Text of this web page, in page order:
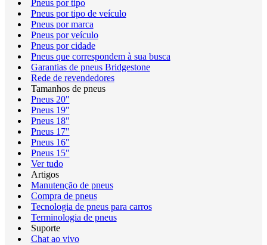
Pneus por tipo
Pneus por tipo de veículo
Pneus por marca
Pneus por veículo
Pneus por cidade
Pneus que correspondem à sua busca
Garantias de pneus Bridgestone
Rede de revendedores
Tamanhos de pneus
Pneus 20"
Pneus 19"
Pneus 18"
Pneus 17"
Pneus 16"
Pneus 15"
Ver tudo
Artigos
Manutenção de pneus
Compra de pneus
Tecnologia de pneus para carros
Terminologia de pneus
Suporte
Chat ao vivo